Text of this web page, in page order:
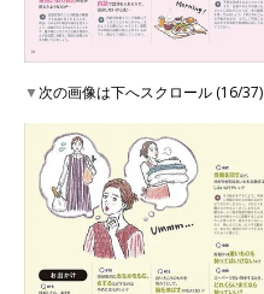
▼次の画像は下へスクロール (16/37)